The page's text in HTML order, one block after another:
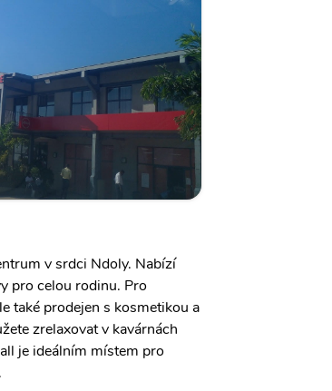
v srdci Ndoly. Nabízí
pro celou rodinu. Pro
také prodejen s kosmetikou a
zrelaxovat v kavárnách
je ideálním místem pro